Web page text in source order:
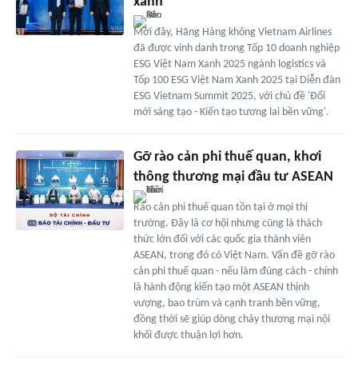
Mới đây, Hãng Hàng không Vietnam Airlines
đã được vinh danh trong Tốp 10 doanh nghiệp
ESG Việt Nam Xanh 2025 ngành logistics và
Tốp 100 ESG Việt Nam Xanh 2025 tại Diễn đàn
ESG Vietnam Summit 2025, với chủ đề 'Đổi
mới sáng tạo - Kiến tạo tương lai bền vững'.
Gỡ rào cản phi thuế quan, khơi
thông thương mại đầu tư ASEAN
Rào cản phi thuế quan tồn tại ở mọi thị
trường. Đây là cơ hội nhưng cũng là thách
thức lớn đối với các quốc gia thành viên
ASEAN, trong đó có Việt Nam. Vấn đề gỡ rào
cản phi thuế quan - nếu làm đúng cách - chính
là hành động kiến tạo một ASEAN thịnh
vượng, bao trùm và cạnh tranh bền vững,
đồng thời sẽ giúp dòng chảy thương mại nội
khối được thuận lợi hơn.